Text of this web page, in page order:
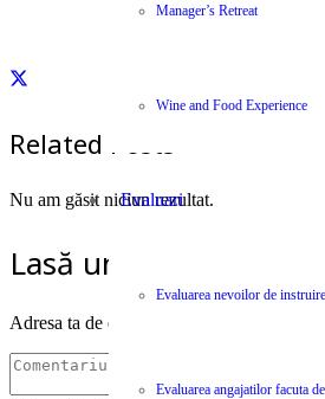
Manager’s Retreat
Wine and Food Experience
Evaluari
Evaluarea nevoilor de instruire
Evaluarea angajatilor facuta
Centype pune la
Related Posts
Nu am găsit niciun rezultat.
Lasă un răspuns
Adresa ta de email nu va fi publicată.